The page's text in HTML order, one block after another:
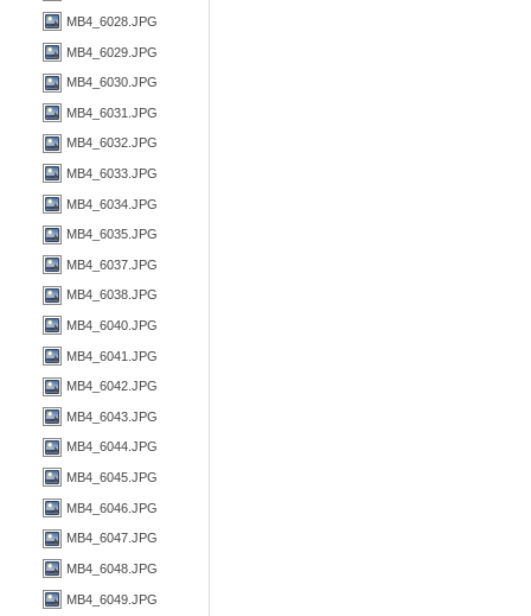
MB4_6028.JPG
MB4_6029.JPG
MB4_6030.JPG
MB4_6031.JPG
MB4_6032.JPG
MB4_6033.JPG
MB4_6034.JPG
MB4_6035.JPG
MB4_6037.JPG
MB4_6038.JPG
MB4_6040.JPG
MB4_6041.JPG
MB4_6042.JPG
MB4_6043.JPG
MB4_6044.JPG
MB4_6045.JPG
MB4_6046.JPG
MB4_6047.JPG
MB4_6048.JPG
MB4_6049.JPG